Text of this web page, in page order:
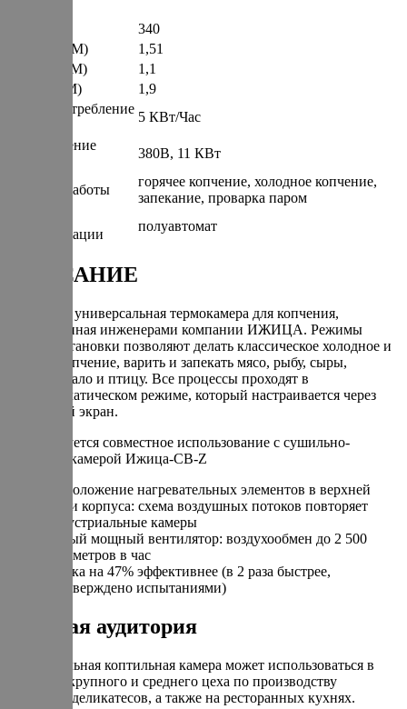
340
Ширина (М)
1,51
Глубина (М)
1,1
Высота (М)
1,9
Энергопотребление
5 КВт/Час
Подключение
380В, 11 КВт
Режимы работы
горячее копчение, холодное копчение,
запекание, проварка паром
автоматизации
полуавтомат
ОПИСАНИЕ
UNI-100 – универсальная термокамера для копчения,
разработанная инженерами компании ИЖИЦА. Режимы
работы установки позволяют делать классическое холодное и
горячее копчение, варить и запекать мясо, рыбу, сыры,
колбасы, сало и птицу. Все процессы проходят в
полуавтоматическом режиме, который настраивается через
сенсорный экран.
Рекомендуется совместное использование с cушильно-
вялочной камерой Ижица-СВ-Z
Расположение нагревательных элементов в верхней
части корпуса: схема воздушных потоков повторяет
индустриальные камеры
Новый мощный вентилятор: воздухообмен до 2 500
кубометров в час
Сушка на 47% эффективнее (в 2 раза быстрее,
подтверждено испытаниями)
Целевая аудитория
Универсальная коптильная камера может использоваться в
условиях крупного и среднего цеха по производству
копченых деликатесов, а также на ресторанных кухнях.